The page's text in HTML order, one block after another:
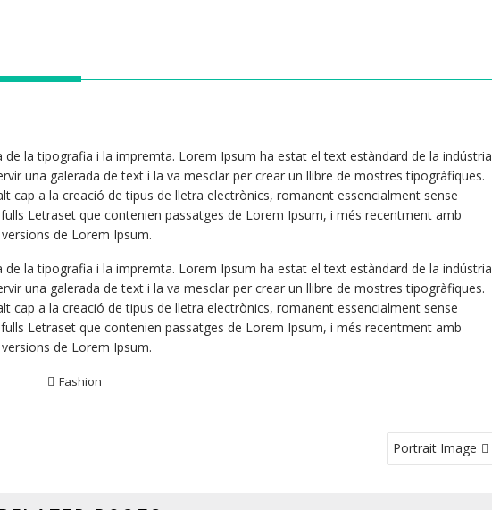
la tipografia i la impremta. Lorem Ipsum ha estat el text estàndard de la indústria
una galerada de text i la va mesclar per crear un llibre de mostres tipogràfiques.
cap a la creació de tipus de lletra electrònics, romanent essencialment sense
Letraset que contenien passatges de Lorem Ipsum, i més recentment amb
de Lorem Ipsum.
la tipografia i la impremta. Lorem Ipsum ha estat el text estàndard de la indústria
una galerada de text i la va mesclar per crear un llibre de mostres tipogràfiques.
cap a la creació de tipus de lletra electrònics, romanent essencialment sense
Letraset que contenien passatges de Lorem Ipsum, i més recentment amb
de Lorem Ipsum.
Fashion
Portrait Image